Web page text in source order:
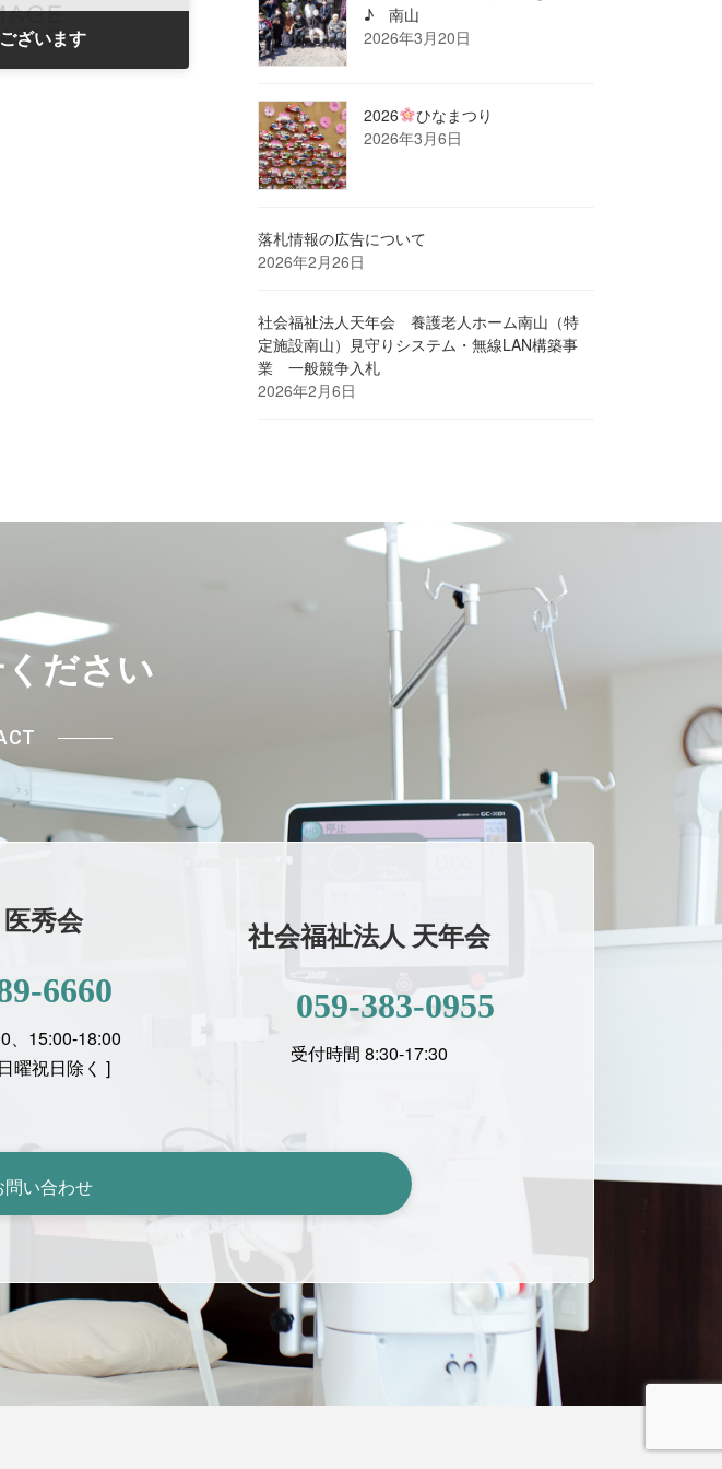
ざいます
♪ 南山
2026年3月20日
2026
ひなまつり
2026年3月6日
落札情報の広告について
2026年2月26日
社会福祉法人天年会 養護老人ホーム南山（特
定施設南山）見守りシステム・無線LAN構築事
業 一般競争入札
2026年2月6日
ださい
秀会
6660
、15:00-18:00
曜祝日除く ]
社会福祉法人 天年会
059-383-0955
受付時間 8:30-17:30
問い合わせ